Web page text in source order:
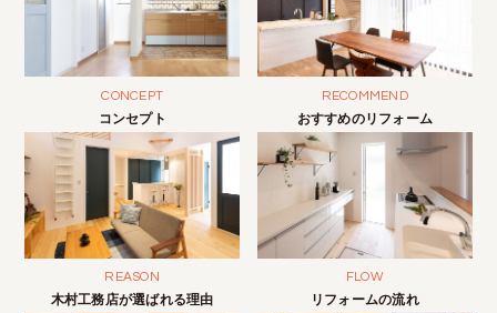
CONCEPT
コンセプト
RECOMMEND
おすすめのリフォーム
REASON
木村工務店が選ばれる理由
FLOW
リフォームの流れ